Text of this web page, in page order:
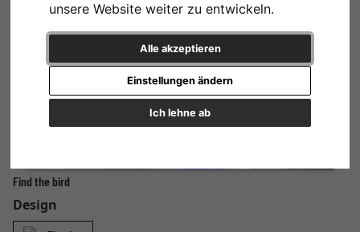
unsere Website weiter zu entwickeln.
Alle akzeptieren
Ich lehne ab
Einstellungen ändern
Find the bird
Design